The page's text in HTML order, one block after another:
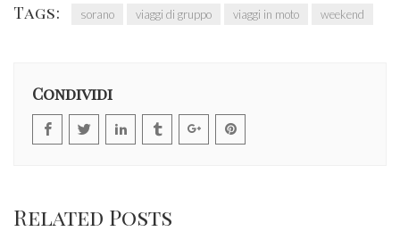
Tags: sorano viaggi di gruppo viaggi in moto weekend
Condividi
Related Posts